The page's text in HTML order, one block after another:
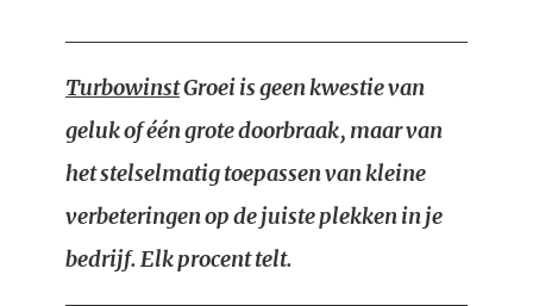
TurbowinstGroei is geen kwestie van
geluk of één grote doorbraak, maar van
het stelselmatig toepassen van kleine
verbeteringen op de juiste plekken in je
bedrijf. Elk procent telt.